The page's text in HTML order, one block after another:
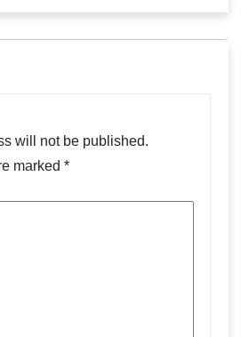
will not be published.
marked *